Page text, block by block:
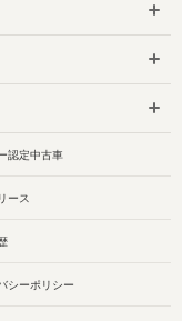
認定中古車
ース
シーポリシー